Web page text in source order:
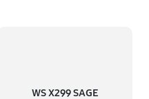
WS X299 SAGE